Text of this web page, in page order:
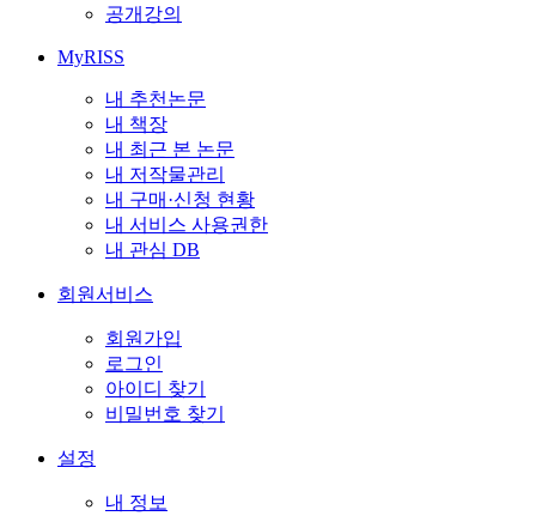
공개강의
MyRISS
내 추천논문
내 책장
내 최근 본 논문
내 저작물관리
내 구매·신청 현황
내 서비스 사용권한
내 관심 DB
회원서비스
회원가입
로그인
아이디 찾기
비밀번호 찾기
설정
내 정보